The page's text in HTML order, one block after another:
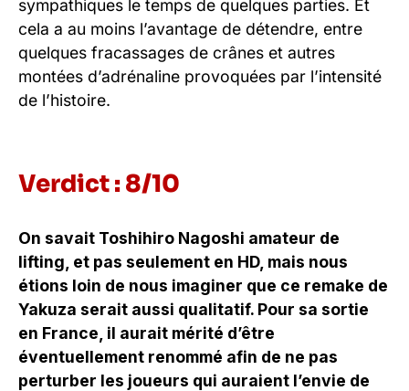
sympathiques le temps de quelques parties. Et
cela a au moins l’avantage de détendre, entre
quelques fracassages de crânes et autres
montées d’adrénaline provoquées par l’intensité
de l’histoire.
Verdict : 8/10
On savait Toshihiro Nagoshi amateur de
lifting, et pas seulement en HD, mais nous
étions loin de nous imaginer que ce remake de
Yakuza serait aussi qualitatif. Pour sa sortie
en France, il aurait mérité d’être
éventuellement renommé afin de ne pas
perturber les joueurs qui auraient l’envie de